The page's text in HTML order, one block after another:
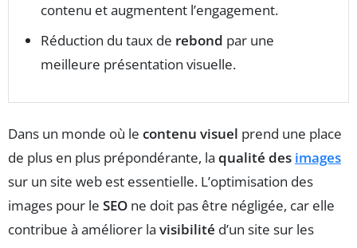
contenu et augmentent l’engagement.
Réduction du taux de rebond par une
meilleure présentation visuelle.
Dans un monde où le contenu visuel prend une place
de plus en plus prépondérante, la qualité des images
sur un site web est essentielle. L’optimisation des
images pour le SEO ne doit pas être négligée, car elle
contribue à améliorer la visibilité d’un site sur les